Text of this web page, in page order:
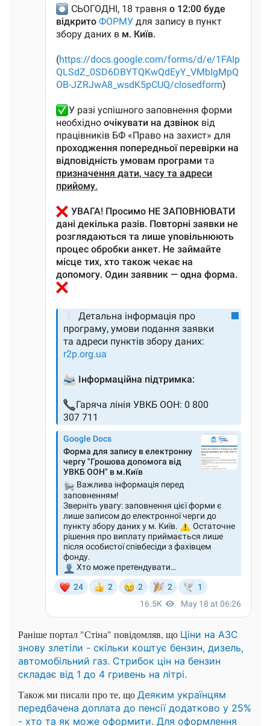
Раніше портал "Стіна" повідомляв, що Ціни на АЗС
знову злетіли - скільки коштує бензин, дизель,
автомобільний газ. Стрибок цін на бензин
складає від 1 до 4 гривень на літрі.
Також ми писали про те, що Деяким українцям
передбачена доплата до пенсії додатково у 25%
- хто та як може оформити. Для оформлення